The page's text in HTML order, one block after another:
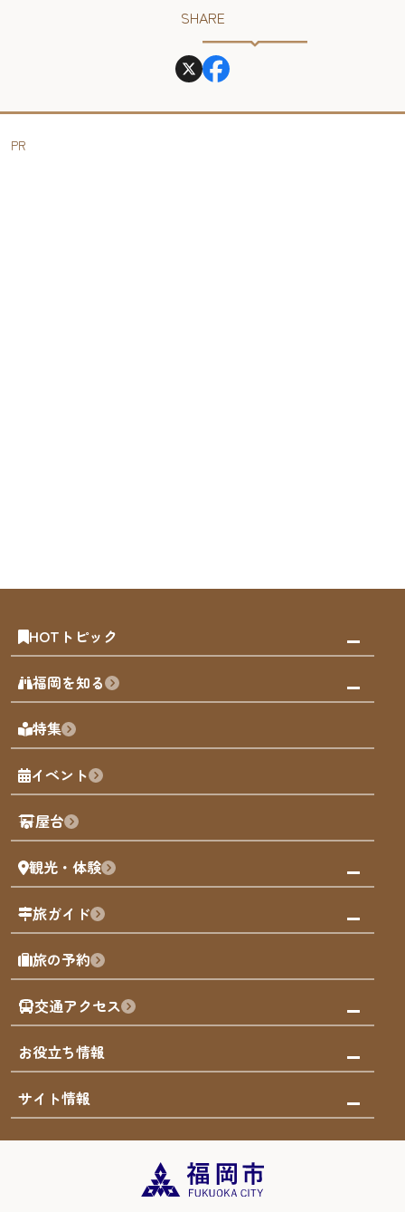
SHARE
PR
HOTトピック
みんなの旅行記
天神エリア
博多旧市街
福岡城
歴史・文化
福岡を知る
福岡の見どころ
福岡の魅力
観光カレンダー
観光PR動画
まち歩き
福岡グルメ
福岡を楽しむ
福岡のアート
福岡のナイトタイム
福岡の歴史・文化
サステナブルツーリズム
福岡検定
よかなび音声ガイド
特集
イベント
屋台
観光・体験
観る・遊ぶ
屋台
買う
体験
泊まる
旅ガイド
モデルコース
AIおまかせコース
オリジナルプラン
みんなの旅行記
旅の予約
交通アクセス
市内交通ガイド
お得なチケット
お役立ち情報
お知らせ
災害情報
サイト情報
まち歩き・体験プログラム掲載申込